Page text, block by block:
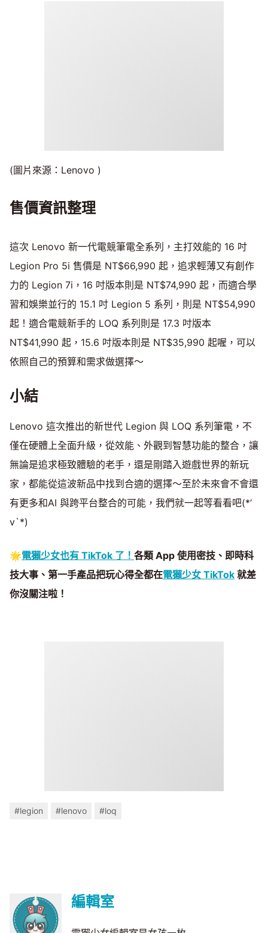
(圖片來源：Lenovo )
售價資訊整理
這次 Lenovo 新一代電競筆電全系列，主打效能的 16 吋
Legion Pro 5i 售價是 NT$66,990 起，追求輕薄又有創作
力的 Legion 7i，16 吋版本則是 NT$74,990 起，而適合學
習和娛樂並行的 15.1 吋 Legion 5 系列，則是 NT$54,990
起！適合電競新手的 LOQ 系列則是 17.3 吋版本
NT$41,990 起，15.6 吋版本則是 NT$35,990 起喔，可以
依照自己的預算和需求做選擇～
小結
Lenovo 這次推出的新世代 Legion 與 LOQ 系列筆電，不
僅在硬體上全面升級，從效能、外觀到智慧功能的整合，讓
無論是追求極致體驗的老手，還是剛踏入遊戲世界的新玩
家，都能從這波新品中找到合適的選擇～至於未來會不會還
有更多和AI 與跨平台整合的可能，我們就一起等看看吧(*‘
v`*)
🌟電獺少女也有 TikTok 了！ 各類 App 使用密技、即時科
技大事、第一手產品把玩心得全都在電獺少女 TikTok 就差
你沒關注啦！
#legion #lenovo #loq
編輯室